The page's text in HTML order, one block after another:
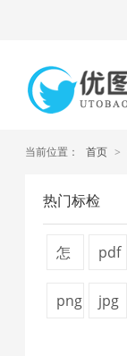
当前位置： 首页 >
热门标检
怎
pdf
png
jpg